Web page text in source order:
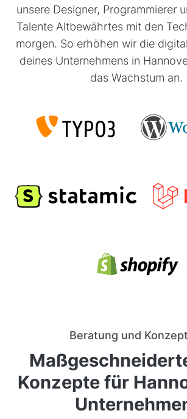
unsere Designer, Programmierer
Talente Altbewährtes mit den
morgen. So erhöhen wir die
deines Unternehmens in
das Wachstum an.
Beratung und
Konzepte für